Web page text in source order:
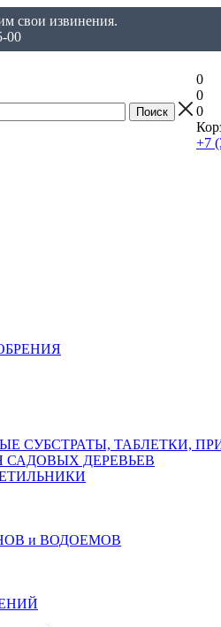
свои извинения.
00
0
0
0
+7
СУБСТРАТЫ, ТАБЛЕТКИ,
САДОВЫХ ДЕРЕВЬЕВ
и ВОДОЕМОВ